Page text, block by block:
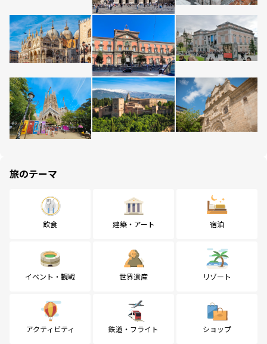
旅のテーマ
飲食 建築・アート 宿泊
イベント・観戦 世界遺産 リゾート
アクティビティ 鉄道・フライト ショップ